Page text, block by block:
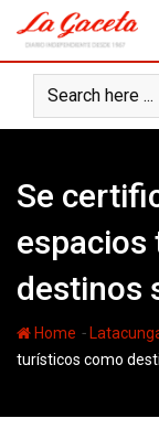
content
Se
destinos
Home -
turísticos como